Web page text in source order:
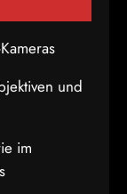
und
im